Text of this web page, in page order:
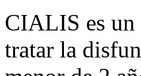
CIALIS es un
tratar la